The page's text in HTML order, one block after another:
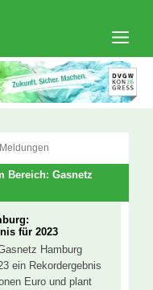
Bereich: Gasnetz
für 2023
Hamburg
ein Rekordergebnis
Euro und plant